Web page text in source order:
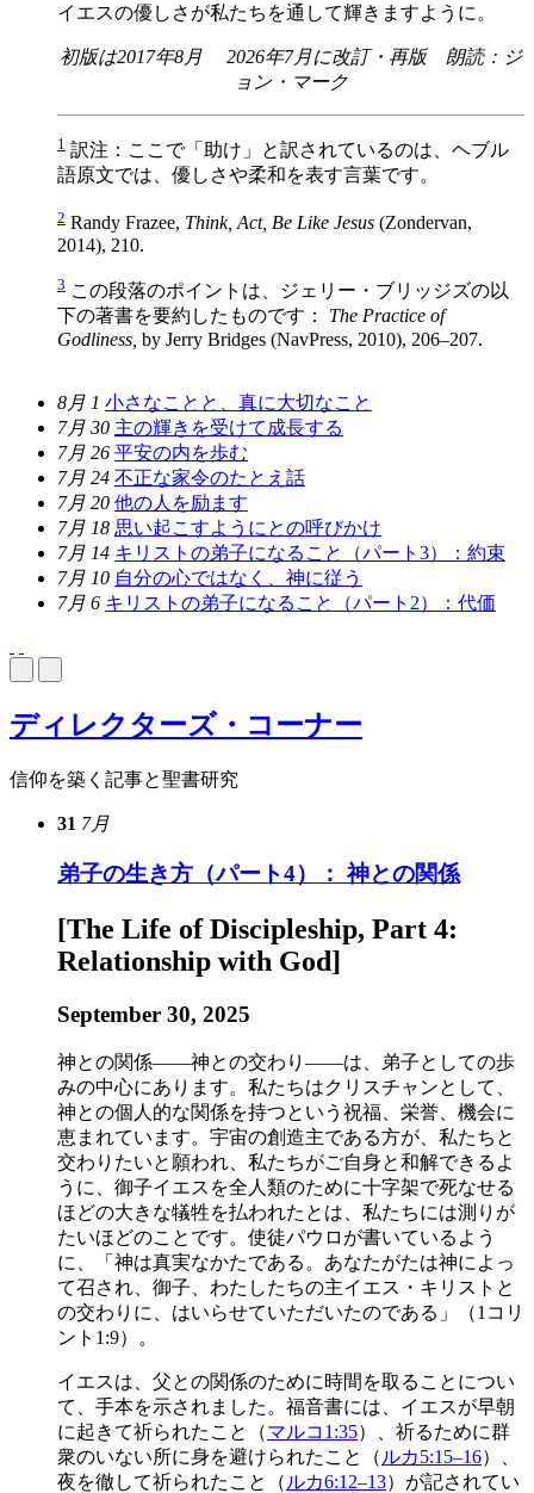
イエスの優しさが私たちを通して輝きますように。
初版は2017年8月 2026年7月に改訂・再版 朗読：ジ
ョン・マーク
1 訳注：ここで「助け」と訳されているのは、ヘブル
語原文では、優しさや柔和を表す言葉です。
2 Randy Frazee, Think, Act, Be Like Jesus (Zondervan,
2014), 210.
3 この段落のポイントは、ジェリー・ブリッジズの以
下の著書を要約したものです： The Practice of
Godliness, by Jerry Bridges (NavPress, 2010), 206–207.
8月 1 小さなことと、真に大切なこと
7月 30 主の輝きを受けて成長する
7月 26 平安の内を歩む
7月 24 不正な家令のたとえ話
7月 20 他の人を励ます
7月 18 思い起こすようにとの呼びかけ
7月 14 キリストの弟子になること（パート3）：約束
7月 10 自分の心ではなく、神に従う
7月 6 キリストの弟子になること（パート2）：代価
ディレクターズ・コーナー
信仰を築く記事と聖書研究
31 7月
弟子の生き方（パート4）： 神との関係
[The Life of Discipleship, Part 4:
Relationship with God]
September 30, 2025
神との関係——神との交わり——は、弟子としての歩
みの中心にあります。私たちはクリスチャンとして、
神との個人的な関係を持つという祝福、栄誉、機会に
恵まれています。宇宙の創造主である方が、私たちと
交わりたいと願われ、私たちがご自身と和解できるよ
うに、御子イエスを全人類のために十字架で死なせる
ほどの大きな犠牲を払われたとは、私たちには測りが
たいほどのことです。使徒パウロが書いているよう
に、「神は真実なかたである。あなたがたは神によっ
て召され、御子、わたしたちの主イエス・キリストと
の交わりに、はいらせていただいたのである」（1コリ
ント1:9）。
イエスは、父との関係のために時間を取ることについ
て、手本を示されました。福音書には、イエスが早朝
に起きて祈られたこと（マルコ1:35）、祈るために群
衆のいない所に身を避けられたこと（ ルカ5:15–16）、
夜を徹して祈られたこと（ ルカ6:12–13）が記されてい